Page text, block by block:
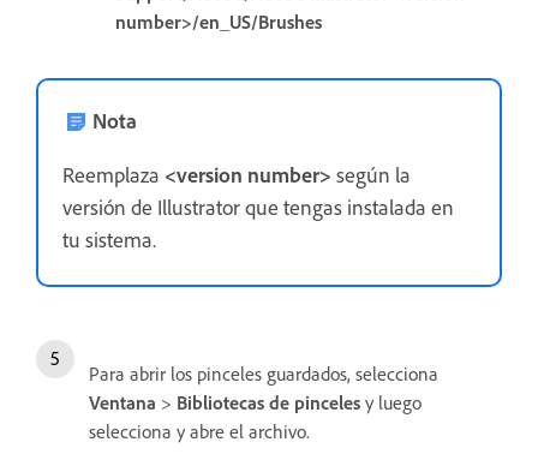
number>/en_US/Brushes
Nota
Reemplaza <version number> según la
versión de Illustrator que tengas instalada en
tu sistema.
Para abrir los pinceles guardados, selecciona
Ventana > Bibliotecas de pinceles y luego
selecciona y abre el archivo.